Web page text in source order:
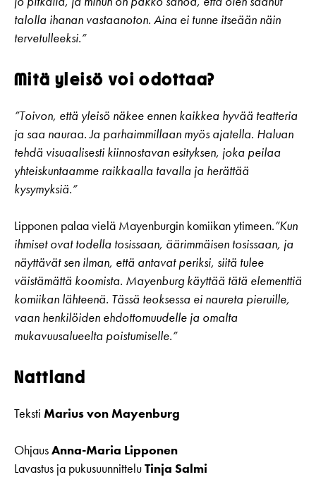
talolla ihanan vastaanoton. Aina ei tunne itseään näin
tervetulleeksi.”
Mitä yleisö voi odottaa?
”Toivon, että yleisö näkee ennen kaikkea hyvää teatteria
ja saa nauraa. Ja parhaimmillaan myös ajatella. Haluan
tehdä visuaalisesti kiinnostavan esityksen, joka peilaa
yhteiskuntaamme raikkaalla tavalla ja herättää
kysymyksiä.”
Lipponen palaa vielä Mayenburgin komiikan ytimeen.”Kun
ihmiset ovat todella tosissaan, äärimmäisen tosissaan, ja
näyttävät sen ilman, että antavat periksi, siitä tulee
väistämättä koomista. Mayenburg käyttää tätä elementtiä
komiikan lähteenä. Tässä teoksessa ei naureta pieruille,
vaan henkilöiden ehdottomuudelle ja omalta
mukavuusalueelta poistumiselle.”
Nattland
Teksti Marius von Mayenburg
OhjausAnna-Maria Lipponen
Lavastus ja pukusuunnitteluTinja Salmi